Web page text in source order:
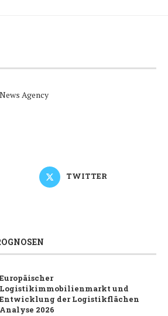
Agency
TWITTER
Europäischer
Logistikimmobilienmarkt und
Entwicklung der Logistikflächen
Analyse 2026